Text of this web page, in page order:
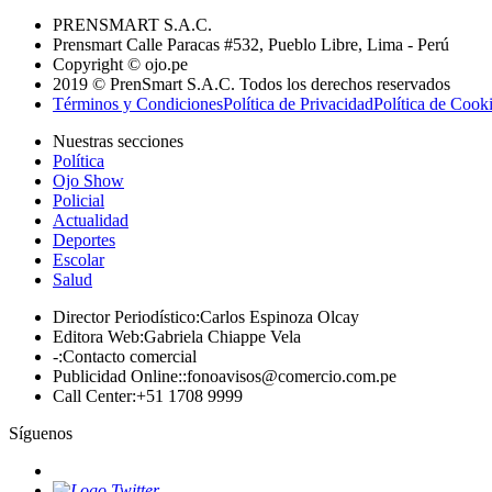
PRENSMART S.A.C.
Prensmart Calle Paracas #532, Pueblo Libre, Lima - Perú
Copyright © ojo.pe
2019 © PrenSmart S.A.C. Todos los derechos reservados
Términos y CondicionesPolítica de PrivacidadPolítica de
Nuestras secciones
Política
Ojo Show
Policial
Actualidad
Deportes
Escolar
Salud
Director Periodístico:Carlos Espinoza Olcay
Editora Web:Gabriela Chiappe Vela
-:Contacto comercial
Publicidad Online::fonoavisos@comercio.com.pe
Call Center:+51 1708 9999
Síguenos